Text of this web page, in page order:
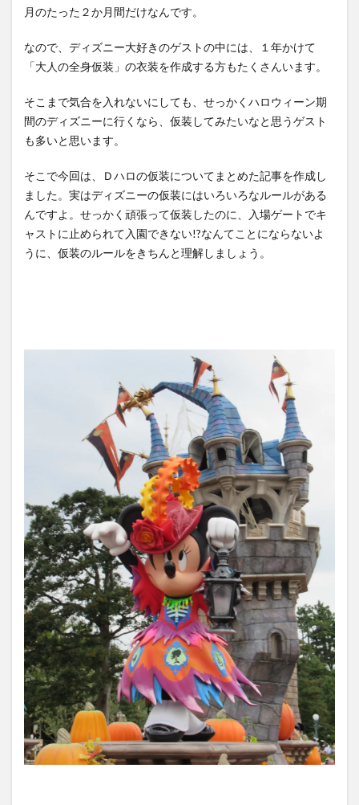
月のたった２か月間だけなんです。
なので、ディズニー大好きのゲストの中には、１年かけて
「大人の全身仮装」の衣装を作成する方もたくさんいます。
そこまで気合を入れないにしても、せっかくハロウィーン期
間のディズニーに行くなら、仮装してみたいなと思うゲスト
も多いと思います。
そこで今回は、Ｄハロの仮装についてまとめた記事を作成し
ました。実はディズニーの仮装にはいろいろなルールがある
んですよ。せっかく頑張って仮装したのに、入場ゲートでキ
ャストに止められて入園できない!?なんてことにならないよ
うに、仮装のルールをきちんと理解しましょう。